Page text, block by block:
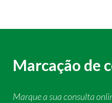
Marcação de
Marque a sua consulta